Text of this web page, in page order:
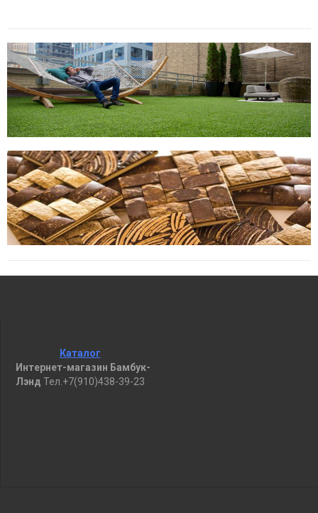
Каталог
Интернет-магазин Бамбук-
Лэнд Тел.+7(910)438-39-23